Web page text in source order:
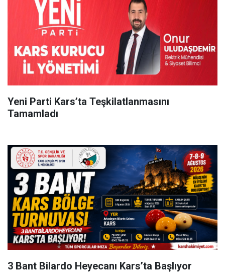
Yeni Parti Kars’ta Teşkilatlanmasını
Tamamladı
3 Bant Bilardo Heyecanı Kars’ta Başlıyor